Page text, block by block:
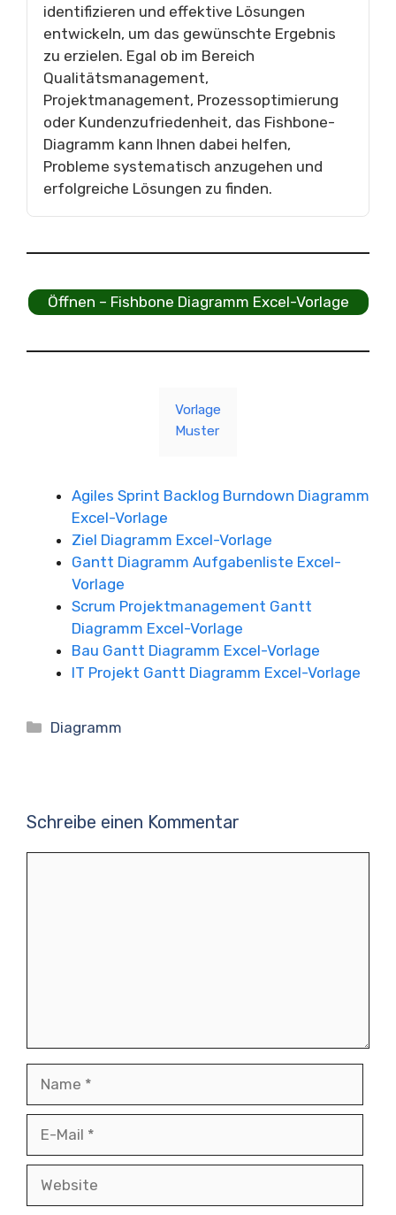
identifizieren und effektive Lösungen
entwickeln, um das gewünschte Ergebnis
zu erzielen. Egal ob im Bereich
Qualitätsmanagement,
Projektmanagement, Prozessoptimierung
oder Kundenzufriedenheit, das Fishbone-
Diagramm kann Ihnen dabei helfen,
Probleme systematisch anzugehen und
erfolgreiche Lösungen zu finden.
Öffnen – Fishbone Diagramm Excel-Vorlage
Vorlage
Muster
Agiles Sprint Backlog Burndown Diagramm
Excel-Vorlage
Ziel Diagramm Excel-Vorlage
Gantt Diagramm Aufgabenliste Excel-
Vorlage
Scrum Projektmanagement Gantt
Diagramm Excel-Vorlage
Bau Gantt Diagramm Excel-Vorlage
IT Projekt Gantt Diagramm Excel-Vorlage
Kategorien
Diagramm
Schreibe einen Kommentar
Mail